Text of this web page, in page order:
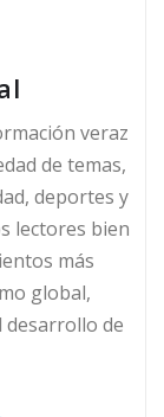
veraz
de temas,
deportes y
lectores bien
más
global,
desarrollo de